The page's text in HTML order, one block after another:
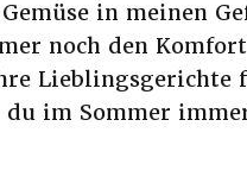
in meinen
noch den
Lieblingsgerichte
du im Sommer